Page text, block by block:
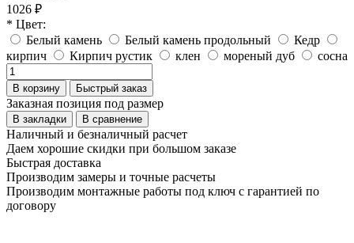
1026 ₽
* Цвет:
Белый камень
Белый камень продольный
Кедр
кирпич
Кирпич рустик клен мореный дуб сосна
В корзину Быстрый заказ
Заказная позиция под размер
В закладки В сравнение
Наличный и безналичный расчет
Даем хорошие скидки при большом заказе
Быстрая доставка
Производим замеры и точные расчеты
Производим монтажные работы под ключ с гарантией по
договору